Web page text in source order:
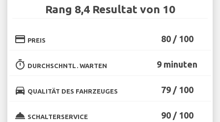
Rang 8,4 Resultat von 10
credit_card PREIS 80 / 100
timer DURCHSCHNTL. WARTEN 9 minuten
directions_car QUALITÄT DES FAHRZEUGES 79 / 100
room_service SCHALTERSERVICE 90 / 100